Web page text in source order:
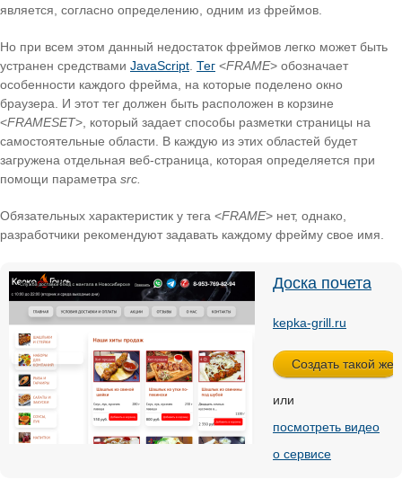
является, согласно определению, одним из фреймов.
Но при всем этом данный недостаток фреймов легко может быть
устранен средствами JavaScript. Тег <FRAME> обозначает
особенности каждого фрейма, на которые поделено окно
браузера. И этот тег должен быть расположен в корзине
<FRAMESET>, который задает способы разметки страницы на
самостоятельные области. В каждую из этих областей будет
загружена отдельная веб-страница, которая определяется при
помощи параметра src.
Обязательных характеристик у тега <FRAME> нет, однако,
разработчики рекомендуют задавать каждому фрейму свое имя.
Доска почета
kepka-grill.ru
или
посмотреть видео
о сервисе